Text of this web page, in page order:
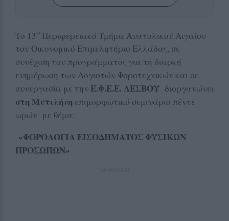
Το 13ο Περιφερειακό Τμήμα Ανατολικού Αιγαίου
του Οικονομικό Επιμελητήριο Ελλάδας, σε
συνέχιση του προγράμματος για τη διαρκή
ενημέρωση των Λογιστών Φοροτεχνικών και σε
συνεργασία με την Ε.Φ.Ε.Ε. ΛΕΣΒΟΥ διοργανώνει
στη Μυτιλήνη επιμορφωτικό σεμινάριο πέντε
ωρών με θέμα:
«ΦΟΡΟΛΟΓΙΑ ΕΙΣΟΔΗΜΑΤΟΣ ΦΥΣΙΚΩΝ
ΠΡΟΣΩΠΩΝ»